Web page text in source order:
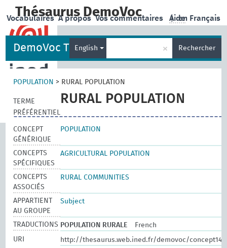
Thésaurus DemoVoc | en Français
Vocabulaires A propos Vos commentaires Aide
DemoVoc Thesaurus
English × Rechercher
POPULATION > RURAL POPULATION
TERME
PRÉFÉRENTIEL
RURAL POPULATION
CONCEPT
GÉNÉRIQUE
POPULATION
CONCEPTS
SPÉCIFIQUES
AGRICULTURAL POPULATION
CONCEPTS
ASSOCIÉS
RURAL COMMUNITIES
APPARTIENT
AU GROUPE
Subject
TRADUCTIONS POPULATION RURALE
French
URI
http://thesaurus.web.ined.fr/demovoc/